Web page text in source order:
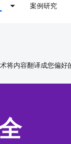
案例研究
将内容翻译成您偏好